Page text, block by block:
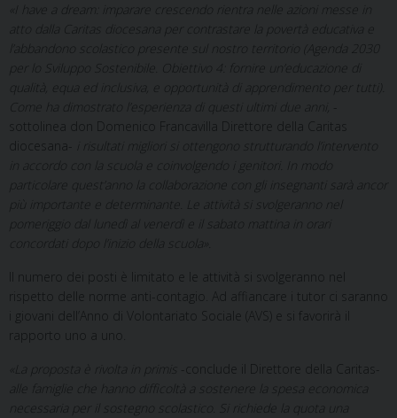
rientra nelle azioni messe in
(Agenda 2030
per lo Sviluppo Sostenibile. Obiettivo 4: fornire un’educazione di
Come ha dimostrato l’esperienza di questi ultimi due anni,
sottolinea don Domenico Francavilla Direttore della Caritas
diocesana-
particolare quest’anno la collaborazione con gli insegnanti sarà ancor
concordati dopo l’inizio della scuola».
Il numero dei posti è limitato e le attività si svolgeranno nel
rispetto delle norme anti-contagio. Ad affiancare i tutor ci saranno
i giovani dell’Anno di Volontariato Sociale (AVS) e si favorirà il
rapporto uno a uno.
-conclude il Direttore della Caritas-